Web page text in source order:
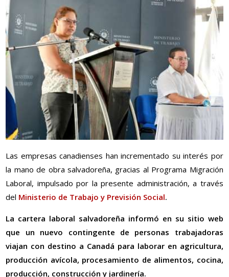
Las empresas canadienses han incrementado su interés por
la mano de obra salvadoreña, gracias al Programa Migración
Laboral, impulsado por la presente administración, a través
del Ministerio de Trabajo y Previsión Social.
La cartera laboral salvadoreña informó en su sitio web
que un nuevo contingente de personas trabajadoras
viajan con destino a Canadá para laborar en agricultura,
producción avícola, procesamiento de alimentos, cocina,
producción, construcción y jardinería.